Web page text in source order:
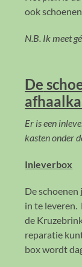
ook
N.B. Ik meet
De
Er is een
kasten onder
Inleverbox
De schoenen
in te leveren.
de
reparatie
box wordt